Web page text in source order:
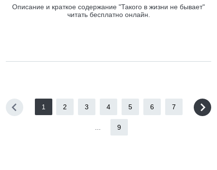
Описание и краткое содержание "Такого в жизни не бывает"
читать бесплатно онлайн.
1 2 3 4 5 6 7
9